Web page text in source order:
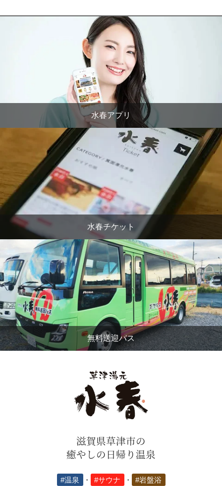
水春アプリ
水春チケット
無料送迎バス
滋賀県草津市の
癒やしの日帰り温泉
#温泉 ・ #サウナ ・ #岩盤浴